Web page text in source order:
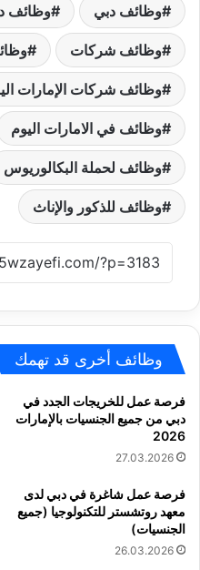
وظائف دبي وظائف
وظائف شركات
وظائف شركات الإمارات
وظائف في الامارات اليوم
وظائف لحملة البكالوريوس
وظائف للذكور والإناث
وظائف أخرى قد تهمك
فرصة عمل للخريجات الجدد في
دبي من جميع الجنسيات بالإمارات
2026
27.03.2026
فرصة عمل شاغرة في دبي لدى
معهد روتشستر للتكنولوجيا (جميع
الجنسيات)
26.03.2026